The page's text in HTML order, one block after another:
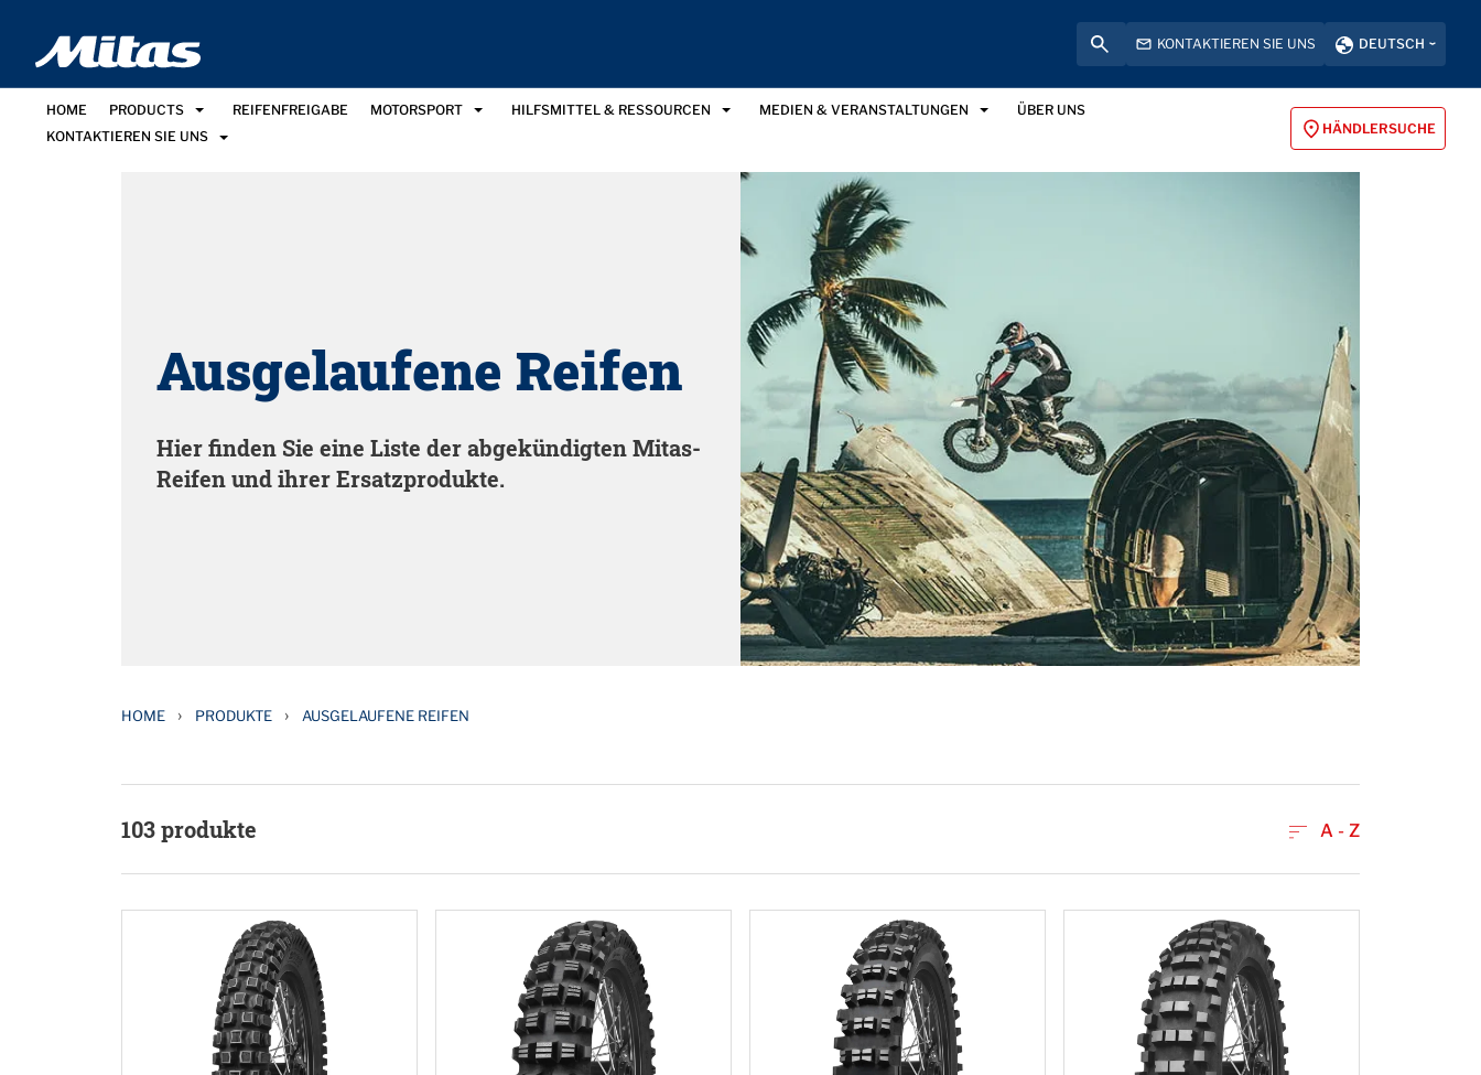
KONTAKTIEREN SIE UNS DEUTSCH
HOME PRODUCTS REIFENFREIGABE MOTORSPORT HILFSMITTEL & RESSOURCEN MEDIEN & VERANSTALTUNGEN
ÜBER UNS
KONTAKTIEREN SIE UNS
HÄNDLERSUCHE
Ausgelaufene Reifen
Hier finden Sie eine Liste der abgekündigten Mitas-
Reifen und ihrer Ersatzprodukte.
HOME › PRODUKTE › AUSGELAUFENE REIFEN
103produkte A - Z